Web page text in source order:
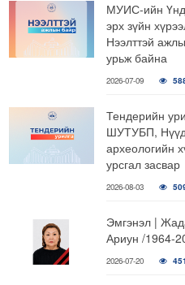
МУИС-ийн
эрх зүйн
Нээлттэй
урьж байна
2026-07-09
Тендерийн
ШУТУБП,
археологийн
урсгал засвар
2026-08-03
Эмгэнэл |
Ариун /1964-
2026-07-20